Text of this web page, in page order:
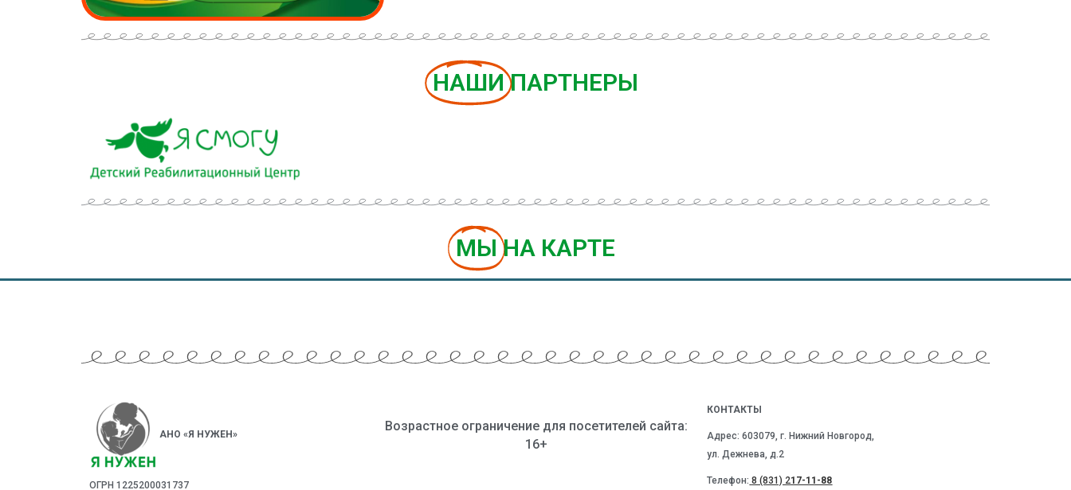
НАШИ ПАРТНЕРЫ
МЫ НА КАРТЕ
АНО «Я НУЖЕН»
ОГРН 1225200031737
Возрастное ограничение для посетителей сайта:
16+
КОНТАКТЫ
Адрес: 603079, г. Нижний Новгород,
ул. Дежнева, д.2
Телефон: 8 (831) 217-11-88